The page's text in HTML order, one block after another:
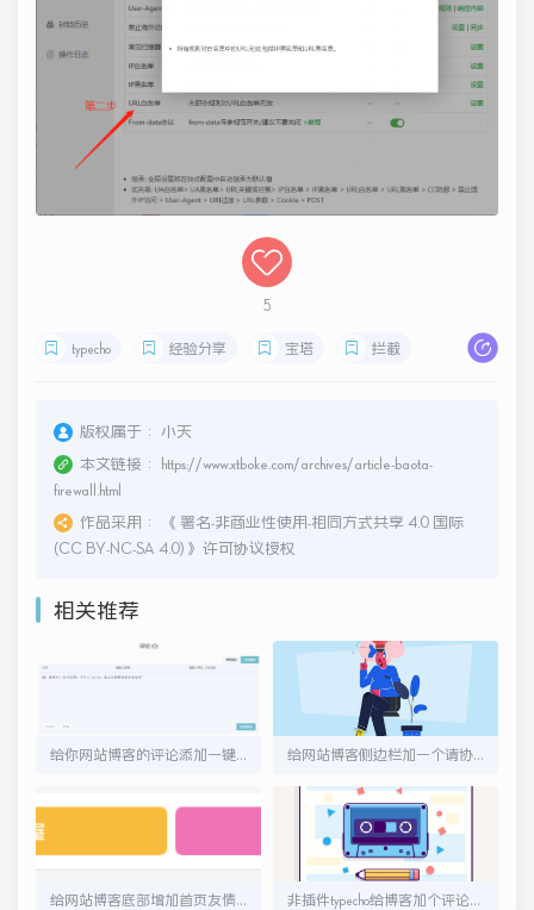
5
typecho 经验分享 宝塔 拦截
版权属于：
小天
本文链接：
https://www.xtboke.com/archives/article-baota-
firewall.html
作品采用：
《 署名-非商业性使用-相同方式共享 4.0 国际
(CC BY-NC-SA 4.0) 》许可协议授权
相关推荐
给你网站博客的评论添加一键打卡功能 给网站博客侧边栏加一个请协助SEO优化
给网站博客底部增加首页友情链接 非插件typecho给博客加个评论等级-仿虎牙直播贵族